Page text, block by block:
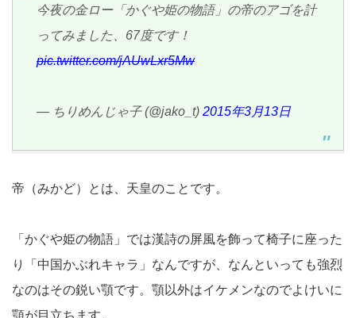
今夜の金ロー「かぐや姫の物語」の帝のアゴを計
ってみました、67度です！
pic.twitter.com/jAUwLxr5Mw
— ちりめんじゃ子 (@jako_t) 2015年3月13日
帝（みかど）とは、天皇のことです。
「かぐや姫の物語」では漢詩の屏風を飾って椅子に座った
り「中国かぶれキャラ」なんですが、なんといっても強烈
なのはその鋭い顎です。顎以外はイケメンなのでよけいに
顎が目立ちます。